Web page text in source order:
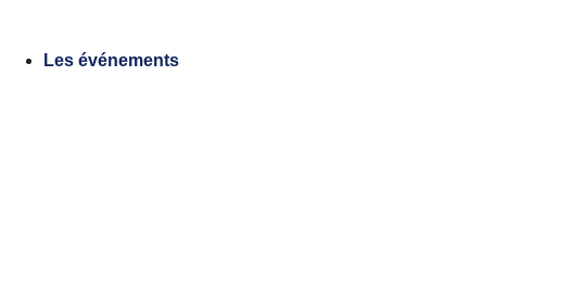
contenuLes événements